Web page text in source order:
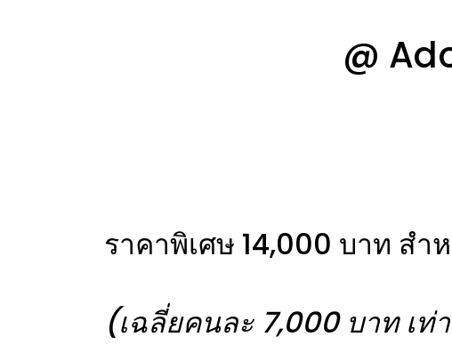
@
ราคาพิเศษ 14,000 บาท สำ
(เฉลี่ยคนละ 7,000 บาท เท่า